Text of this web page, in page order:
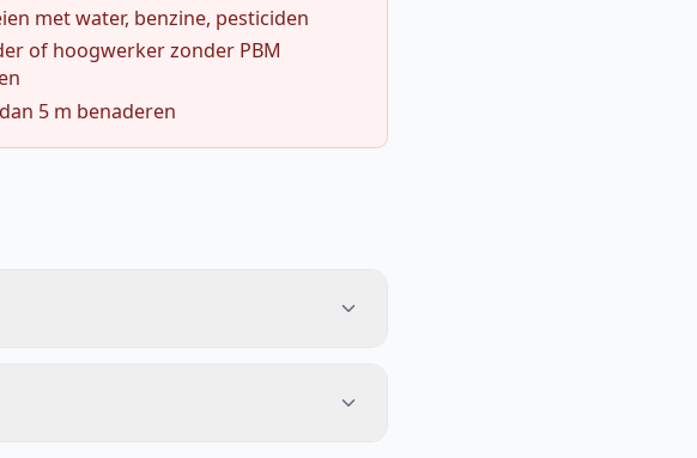
met water, benzine, pesticiden
of hoogwerker zonder PBM
5 m benaderen